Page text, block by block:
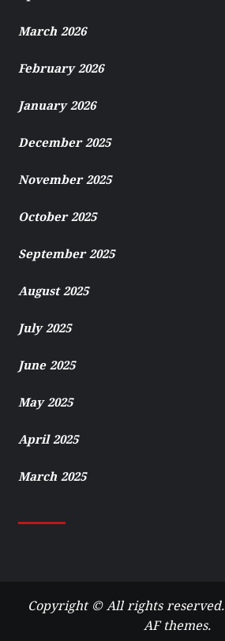
March 2026
February 2026
January 2026
December 2025
November 2025
October 2025
September 2025
August 2025
July 2025
June 2025
May 2025
April 2025
March 2025
Copyright © All rights reserved.
AF themes.